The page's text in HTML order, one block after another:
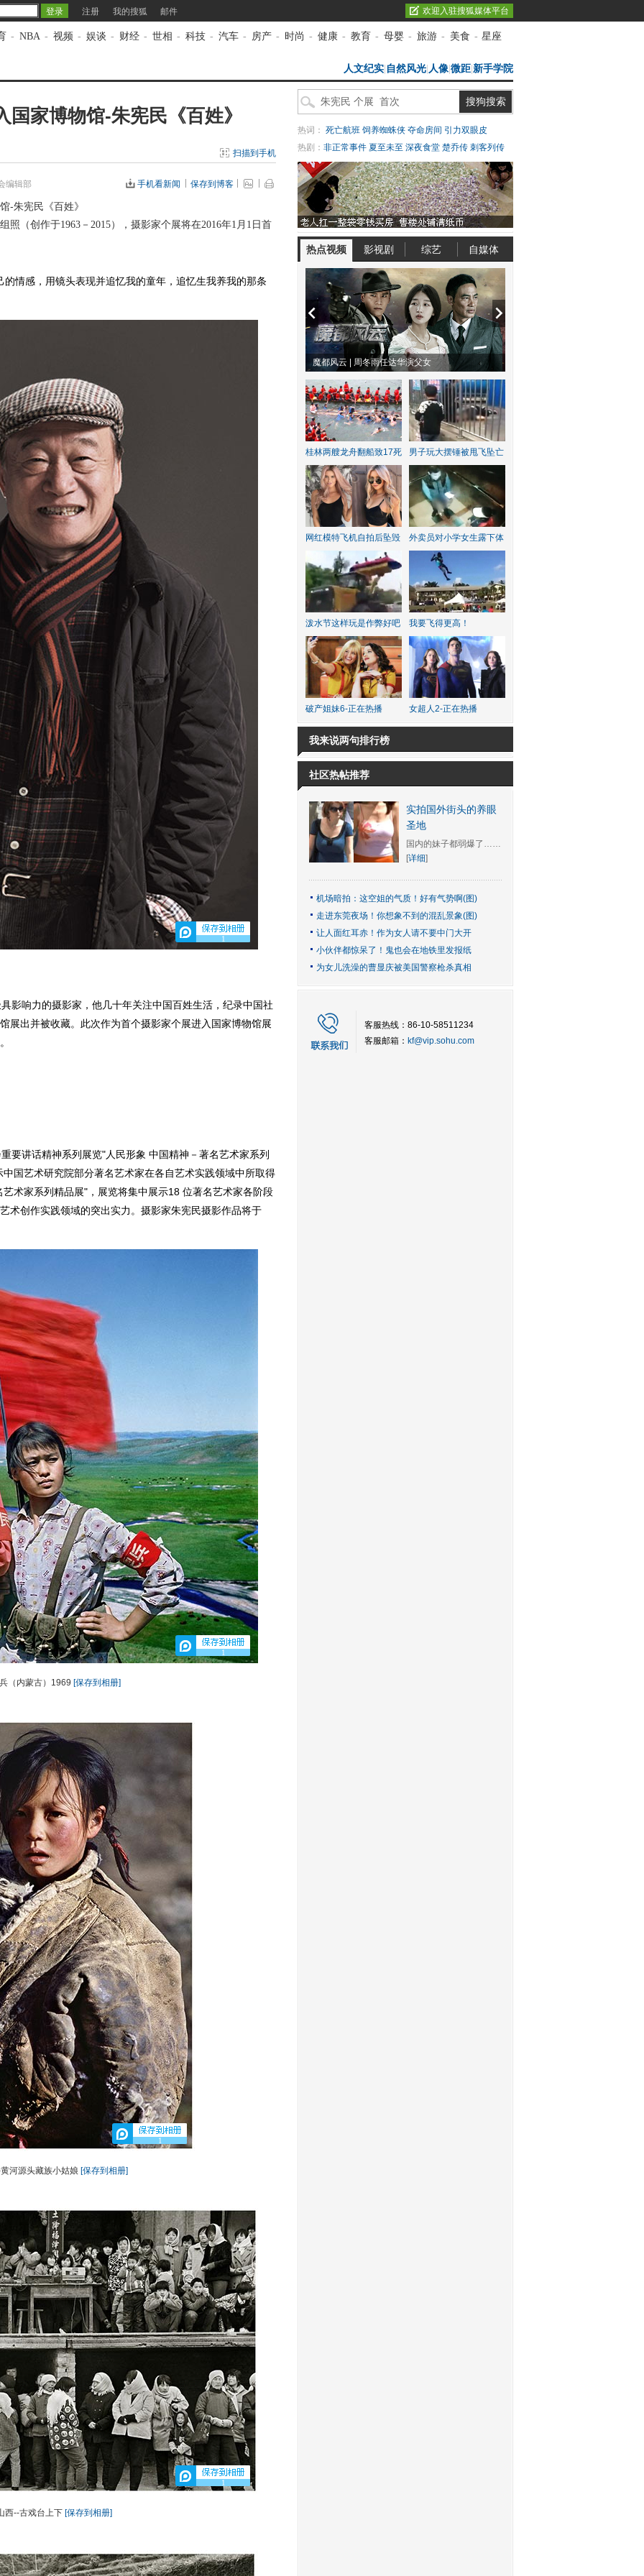
注册 我的搜狐 邮件 欢迎入驻搜狐媒体平台
- NBA - 视频 - 娱谈 - 财经 - 世相 - 科技 - 汽车 - 房产 - 时尚 - 健康 - 教育 - 母婴 - 旅游 - 美食 - 星座
人文纪实 自然风光 人像|微距 新手学院
家博物馆-朱宪民《百姓》
扫描到手机
编辑部 手机看新闻 保存到博客
-朱宪民《百姓》
照 （创作于1963－2015）， 摄影家个展将在2016年1月1日首
情感，用镜头表现并追忆我的童年，追忆生我养我的那条
1
响力的摄影家，他几十年关注中国百姓生活，纪录中国社
展出并被收藏。此次作为首个摄影家个展进入国家博物馆展
讲话精神系列展览"人民形象 中国精神－著名艺术家系列
国艺术研究院部分著名艺术家在各自艺术实践领域中所取得
术家系列精品展"，展览将集中展示18 位著名艺术家各阶段
术创作实践领域的突出实力。摄影家朱宪民摄影作品将于
1
（内蒙古）1969 [保存到相册]
1
河源头藏族小姑娘 [保存到相册]
1
西--古戏台上下 [保存到相册]
热词： 死亡航班 饲养蜘蛛侠 夺命房间 引力双眼皮
热剧： 非正常事件 夏至未至 深夜食堂 楚乔传 刺客列传
热点视频 影视剧 综艺 自媒体
动物系恋人啊 | 钟欣潼体验爱情哲学
桂林两艘龙舟翻船致17死 男子玩大摆锤被甩飞坠亡
网红模特飞机自拍后坠毁 外卖员对小学女生露下体
泼水节这样玩是作弊好吧 我要飞得更高！
破产姐妹6-正在热播 女超人2-正在热播
我来说两句排行榜
社区热帖推荐
实拍国外街头的养眼
圣地
国内的妹子都弱爆了……
[详细]
机场暗拍：这空姐的气质！好有气势啊(图)
走进东莞夜场！你想象不到的混乱景象(图)
让人面红耳赤！作为女人请不要中门大开
小伙伴都惊呆了！鬼也会在地铁里发报纸
为女儿洗澡的曹显庆被美国警察枪杀真相
客服热线：86-10-58511234
客服邮箱： kf@vip.sohu.com